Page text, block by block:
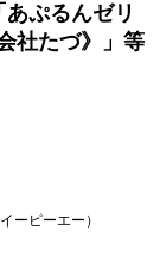
ぷるんゼリ
社たづ》」等
ーピーエー）